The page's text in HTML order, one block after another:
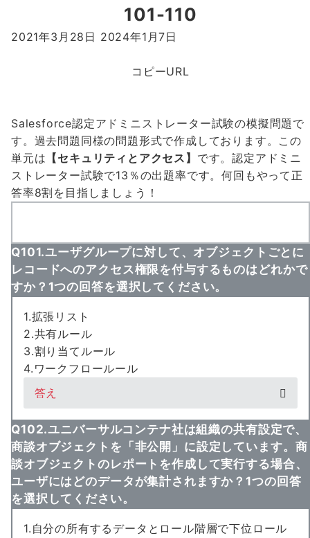
101-110
2021年3月28日 2024年1月7日
コピーURL
Salesforce認定アドミニストレーター試験の模擬問題で
す。過去問題同様の問題形式で作成しております。この
単元は 【セキュリティとアクセス】 です。認定アドミニ
ストレーター試験で13％の出題率です。何回もやって 正
答率8割 を目指しましょう！
Q101.ユーザグループに対して、オブジェクトごとに
レコードへのアクセス権限を付与するものはどれかで
すか？1つの回答を選択してください。
1.拡張リスト
2.共有ルール
3.割り当てルール
4.ワークフロールール
答え
Q102.ユニバーサルコンテナ社は組織の共有設定で、
商談オブジェクトを「非公開」に設定しています。商
談オブジェクトのレポートを作成して実行する場合、
ユーザにはどのデータが集計されますか？1つの回答
を選択してください。
1.自分の所有するデータとロール階層で下位ロール